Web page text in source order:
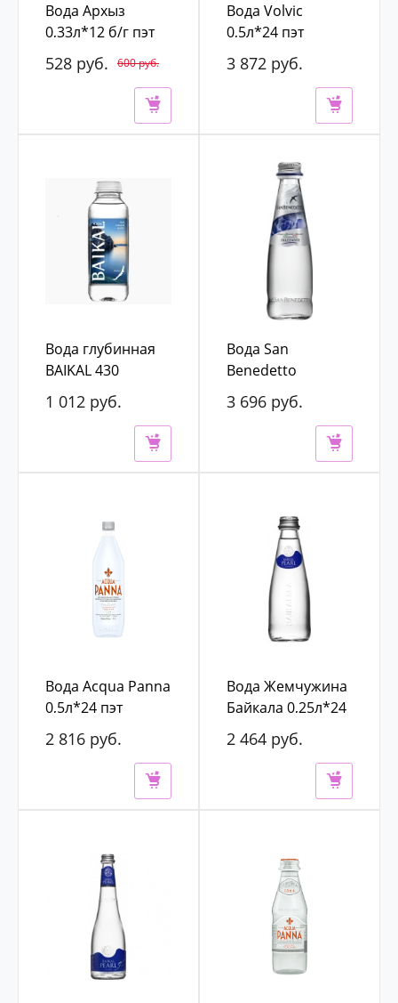
Вода Архыз
0,33л*12 б/г пэт
528 руб. 600 руб.
Вода Volvic
0,5л*24 пэт
3 872 руб.
Вода глубинная
BAIKAL 430
0,45л*12 б/г
1 012 руб.
Вода San
Benedetto
0,25л*24 газ
стекло
3 696 руб.
Вода Acqua Panna
0,5л*24 пэт
2 816 руб.
Вода Жемчужина
Байкала 0,25л*24
б/г ст
2 464 руб.